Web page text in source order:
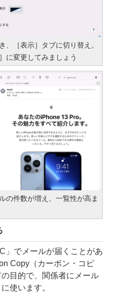
、［表示］タブに切り替え。
に変更してみましょう
の件数が増え、一覧性が高ま
でメールが届くことがあ
Copy（カーボン・コピ
目的で、関係者にメール
使います。